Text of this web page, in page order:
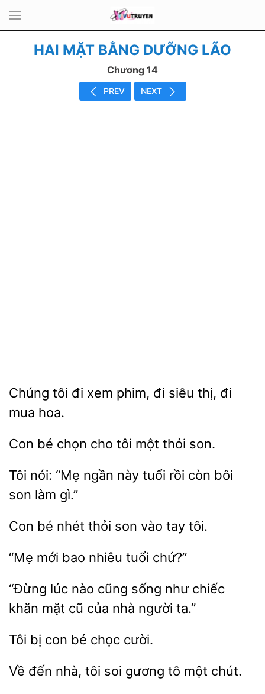
HAI MẶT BẰNG DƯỠNG LÃO
Chương 14
PREV NEXT
Chúng tôi phim,
siêu thị, đi
mua hoa.
Con bé cho tôi một
Tôi nói: “Mẹ ngần này tuổi rồi
son làm
Con bé nhét vào tay
mới tuổi chứ?”
“Đừng lúc cũng sống
chiếc
khăn mặt cũ của
người ta.”
Tôi bị con
Về tôi soi tô một chút.